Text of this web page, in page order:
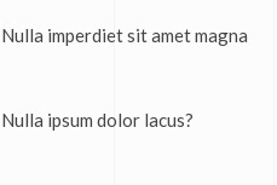
Nulla imperdiet sit amet magna
Nulla ipsum dolor lacus?